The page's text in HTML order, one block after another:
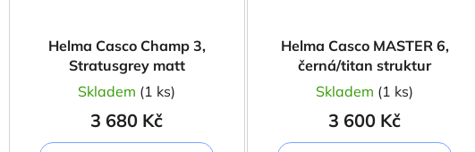
Helma Casco Champ 3,
Stratusgrey matt
Skladem (1 ks)
3 680 Kč
Helma Casco MASTER 6,
černá/titan struktur
Skladem (1 ks)
3 600 Kč